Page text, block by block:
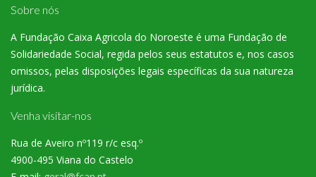
Sobre nós
A Fundação Caixa Agricola do Noroeste é uma Fundação de
Solidariedade Social, regida pelos seus estatutos e, nos casos
omissos, pelas disposições legais específicas da sua natureza
jurídica.
Venha visitar-nos
Rua de Aveiro nº119 r/c esq.º
4900-495 Viana do Castelo